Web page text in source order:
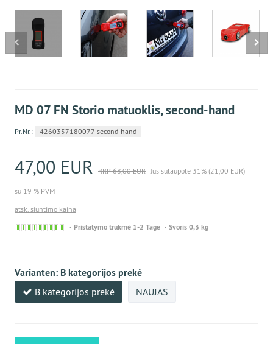
MD 07 FN Storio matuoklis, second-hand
Pr.Nr.: 4260357180077-second-hand
47,00 EUR RRP 68,00 EUR Jūs sutaupote 31% (21,00 EUR)
su 19 % PVM
atsk. siuntimo kaina
Sofort
Pristatymo trukmė 1-2 Tage Svoris 0,3 kg
Varianten: B kategorijos prekė
B kategorijos prekė NAUJAS